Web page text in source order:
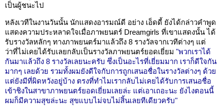
เป็นผู้ชนะไป
หลังเวทีในงานวันนั้น นักแสดงอารมณ์ดี อย่าง เอ็ดดี้ ยังได้กล่าวคำพูด
แสดงความประหลาดใจเมื่อภาพยนตร์ Dreamgirls ที่เขาแสดงนั้น ได้
รับรางวัลหลักๆ ทางภาพยนตร์มาแล้วถึง 8 รางวัลจากเวทีต่างๆ แต่
ว่าที่ไม่เคยได้รับเลยกลับเป็นรางวัลภาพยนตร์ยอดเยี่ยม "พวกเราได้
กันมาแล้วถึง 8 รางวัลเลยนะครับ ซึ่งเป็นอะไรที่เยี่ยมมาก เราก็ดีใจกัน
มากๆ เลยด้วย รวมทั้งผมยังดีใจกับการถูกเสนอชื่อในรางวัลต่างๆ ด้วย
แต่ยังมีที่ผิดหวังอยู่บ้าง ตรงที่ทำไมเรากลับไม่เคยได้รับการเสนอชื่อ
เข้าชิงในสาขาภาพยนตร์ยอดเยี่ยมเลยล่ะ แต่เอาเถอะนะ ยังไงตอนนี้
ผมก็มีความสุขล่ะนะ สุขแบบไม่จบไม่สิ้นเลยทีเดียวครับ"